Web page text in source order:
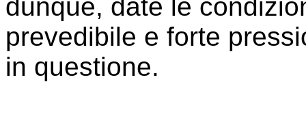
dunque, date le
prevedibile e forte
in questione.